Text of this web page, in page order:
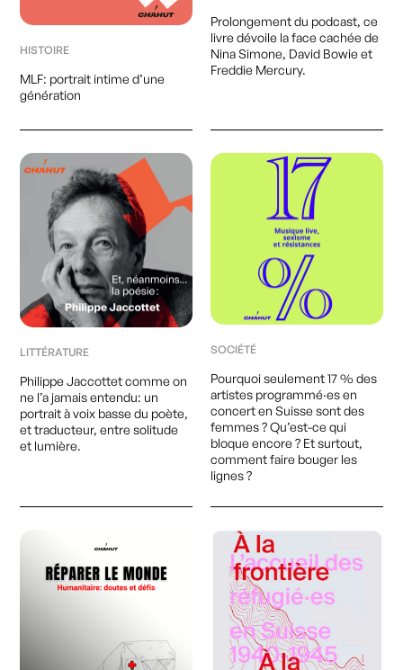
HISTOIRE
MLF: portrait intime d’une
génération
Prolongement du podcast, ce
livre dévoile la face cachée de
Nina Simone, David Bowie et
Freddie Mercury.
LITTÉRATURE
Philippe Jaccottet comme on
ne l’a jamais entendu: un
portrait à voix basse du poète,
et traducteur, entre solitude
et lumière.
SOCIÉTÉ
Pourquoi seulement 17 % des
artistes programmé·es en
concert en Suisse sont des
femmes ? Qu’est-ce qui
bloque encore ? Et surtout,
comment faire bouger les
lignes ?